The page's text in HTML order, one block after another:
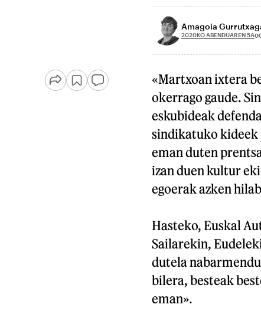
Amagoia
2020KO ABENDUAREN 5A
«Martxoan ixtera
okerrago gaude.
eskubideak
sindikatuko kideek
eman duten
izan duen kultur
egoerak azken
Hasteko, Euskal
Sailarekin,
dutela
bilera, besteak
eman».